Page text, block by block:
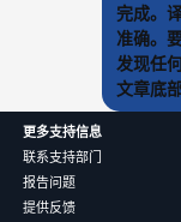
完成。
准确。
发现任
文章底
更多支持信息
联系支持部门
报告问题
提供反馈